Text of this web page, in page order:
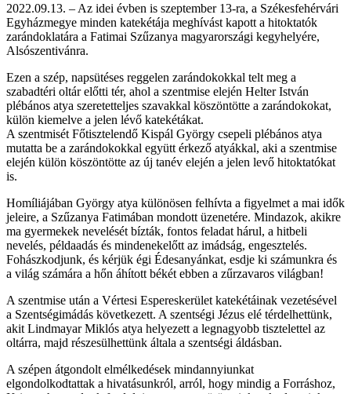
2022.09.13. – Az idei évben is szeptember 13-ra, a Székesfehérvári
Egyházmegye minden katekétája meghívást kapott a hitoktatók
zarándoklatára a Fatimai Szűzanya magyarországi kegyhelyére,
Alsószentivánra.
Ezen a szép, napsütéses reggelen zarándokokkal telt meg a
szabadtéri oltár előtti tér, ahol a szentmise elején Helter István
plébános atya szeretetteljes szavakkal köszöntötte a zarándokokat,
külön kiemelve a jelen lévő katekétákat.
A szentmisét Főtisztelendő Kispál György csepeli plébános atya
mutatta be a zarándokokkal együtt érkező atyákkal, aki a szentmise
elején külön köszöntötte az új tanév elején a jelen levő hitoktatókat
is.
Homíliájában György atya különösen felhívta a figyelmet a mai idők
jeleire, a Szűzanya Fatimában mondott üzenetére. Mindazok, akikre
ma gyermekek nevelését bízták, fontos feladat hárul, a hitbeli
nevelés, példaadás és mindenekelőtt az imádság, engesztelés.
Fohászkodjunk, és kérjük égi Édesanyánkat, esdje ki számunkra és
a világ számára a hőn áhított békét ebben a zűrzavaros világban!
A szentmise után a Vértesi Espereskerület katekétáinak vezetésével
a Szentségimádás következett. A szentségi Jézus elé térdelhettünk,
akit Lindmayar Miklós atya helyezett a legnagyobb tisztelettel az
oltárra, majd részesülhettünk általa a szentségi áldásban.
A szépen átgondolt elmélkedések mindannyiunkat
elgondolkodtattak a hivatásunkról, arról, hogy mindig a Forráshoz,